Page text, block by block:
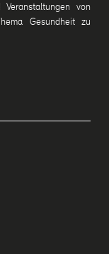
von
Gesundheit zu